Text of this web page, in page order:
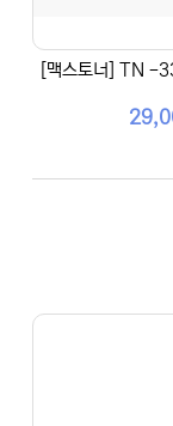
[맥스토너] TN -